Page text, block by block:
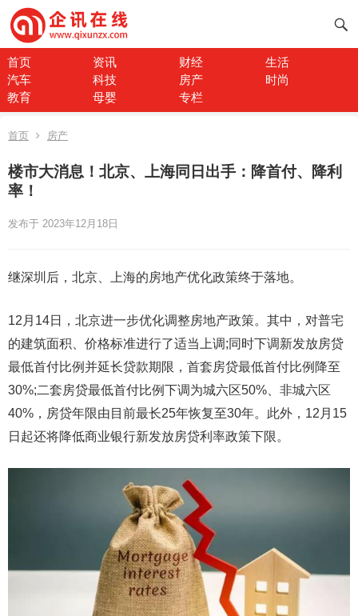
首页 资讯 财经
生活
汽车
科技 房产
时尚
教育
母婴 专栏
首页 房产
楼市大消息！北京、上海同日出手：降首付、降利
率！
发布于 2023年12月18日
继深圳后，北京、上海的房地产优化政策终于落地。
12月14日，北京进一步优化调整房地产政策。其中，对普宅
的建筑面积、价格标准进行了适当上调;同时下调新发放房贷
最低首付比例并延长贷款期限，首套房贷最低首付比例降至
30%;二套房贷最低首付比例下调为城六区50%、非城六区
40%，房贷年限由目前最长25年恢复至30年。此外，12月15
日起还将降低商业银行新发放房贷利率政策下限。